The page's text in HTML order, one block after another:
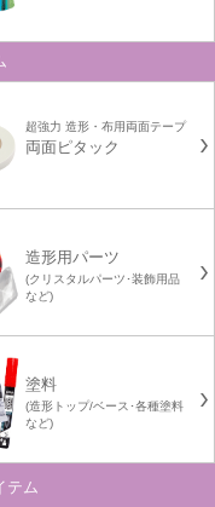
超強力 造形・布用両面テープ
両面ピタック
造形用パーツ
(クリスタルパーツ･装飾用品
など)
塗料
(造形トップ/ベース･各種塗料
など)
テム